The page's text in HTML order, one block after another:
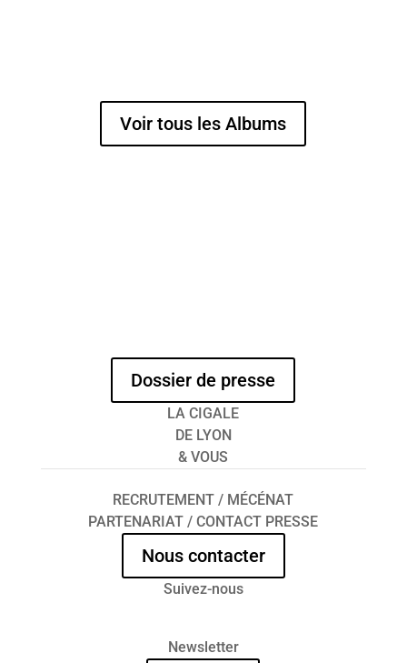
Voir tous les Albums
Dossier de presse
LA CIGALE
DE LYON
& VOUS
RECRUTEMENT / MÉCÉNAT
PARTENARIAT / CONTACT PRESSE
Nous contacter
Suivez-nous
Newsletter